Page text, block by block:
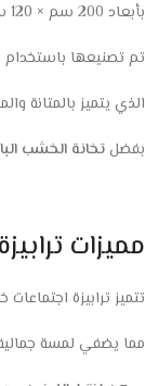
بأبعاد 200 سم × 120 سم من ماكوود للاثاث المكتبي الفاخر
تم تصنيعها باستخدام
الذي يتميز بالمتانة
بفضلتخانة الخشب البالغة
مميزات
تتميز ترابيزة
مما يضفي لمسة جمالية